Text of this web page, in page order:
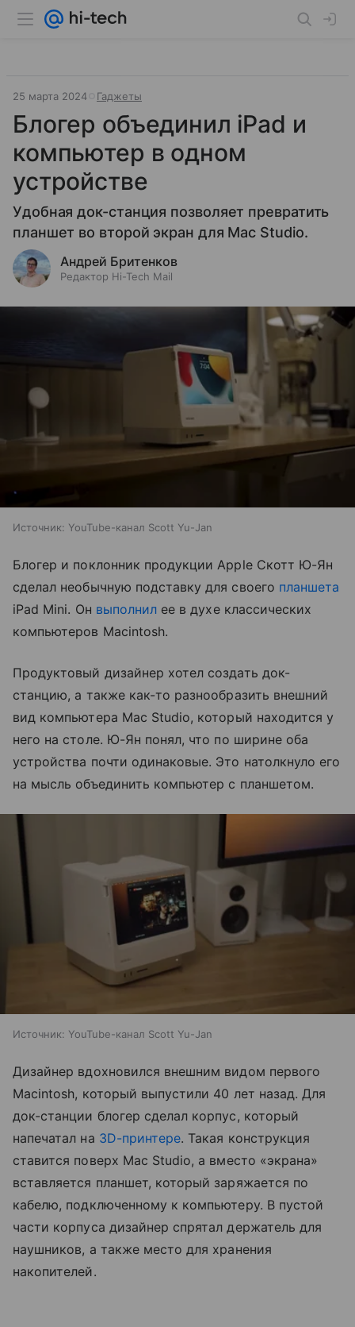
25 марта 2024 Гаджеты
Блогер объединил iPad и
компьютер в одном
устройстве
Удобная док-станция позволяет превратить
планшет во второй экран для Mac Studio.
Андрей Бритенков
Редактор Hi-Tech Mail
Источник: YouTube-канал Scott Yu-Jan
Блогер и поклонник продукции Apple Скотт Ю-Ян
сделал необычную подставку для своего планшета
iPad Mini. Он выполнил ее в духе классических
компьютеров Macintosh.
Продуктовый дизайнер хотел создать док-
станцию, а также как-то разнообразить внешний
вид компьютера Mac Studio, который находится у
него на столе. Ю-Ян понял, что по ширине оба
устройства почти одинаковые. Это натолкнуло его
на мысль объединить компьютер с планшетом.
Источник: YouTube-канал Scott Yu-Jan
Дизайнер вдохновился внешним видом первого
Macintosh, который выпустили 40 лет назад. Для
док-станции блогер сделал корпус, который
напечатал на 3D-принтере. Такая конструкция
ставится поверх Mac Studio, а вместо «экрана»
вставляется планшет, который заряжается по
кабелю, подключенному к компьютеру. В пустой
части корпуса дизайнер спрятал держатель для
наушников, а также место для хранения
накопителей.